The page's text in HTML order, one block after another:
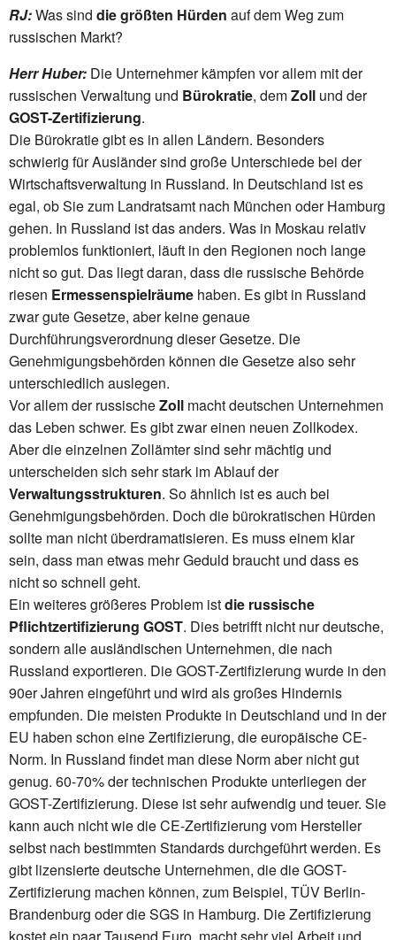
RJ:Was sind die größten Hürden auf dem Weg zum
russischen Markt?
Herr Huber: Die Unternehmer kämpfen vor allem mit der
russischen Verwaltung und Bürokratie, demZoll und der
GOST-Zertifizierung.
Die Bürokratie gibt es in allen Ländern. Besonders
schwierig für Ausländer sind große Unterschiede bei der
Wirtschaftsverwaltung in Russland. In Deutschland ist es
egal, ob Sie zum Landratsamt nach München oder Hamburg
gehen. In Russland ist das anders. Was in Moskau relativ
problemlos funktioniert, läuft in den Regionen noch lange
nicht so gut. Das liegt daran, dass die russische Behörde
riesen Ermessenspielräume haben. Es gibt in Russland
zwar gute Gesetze, aber keine genaue
Durchführungsverordnung dieser Gesetze. Die
Genehmigungsbehörden können die Gesetze also sehr
unterschiedlich auslegen.
Vor allem der russischeZoll macht deutschen Unternehmen
das Leben schwer. Es gibt zwar einen neuen Zollkodex.
Aber die einzelnen Zollämter sind sehr mächtig und
unterscheiden sich sehr stark im Ablauf der
Verwaltungsstrukturen. So ähnlich ist es auch bei
Genehmigungsbehörden. Doch die bürokratischen Hürden
sollte man nicht überdramatisieren. Es muss einem klar
sein, dass man etwas mehr Geduld braucht und dass es
nicht so schnell geht.
Ein weiteres größeres Problem istdie russische
Pflichtzertifizierung GOST. Dies betrifft nicht nur deutsche,
sondern alle ausländischen Unternehmen, die nach
Russland exportieren. Die GOST-Zertifizierung wurde in den
90er Jahren eingeführt und wird als großes Hindernis
empfunden. Die meisten Produkte in Deutschland und in der
EU haben schon eine Zertifizierung, die europäische CE-
Norm. In Russland findet man diese Norm aber nicht gut
genug. 60-70% der technischen Produkte unterliegen der
GOST-Zertifizierung. Diese ist sehr aufwendig und teuer. Sie
kann auch nicht wie die CE-Zertifizierung vom Hersteller
selbst nach bestimmten Standards durchgeführt werden. Es
gibt lizensierte deutsche Unternehmen, die die GOST-
Zertifizierung machen können, zum Beispiel, TÜV Berlin-
Brandenburg oder die SGS in Hamburg. Die Zertifizierung
kostet ein paar Tausend Euro, macht sehr viel Arbeit und